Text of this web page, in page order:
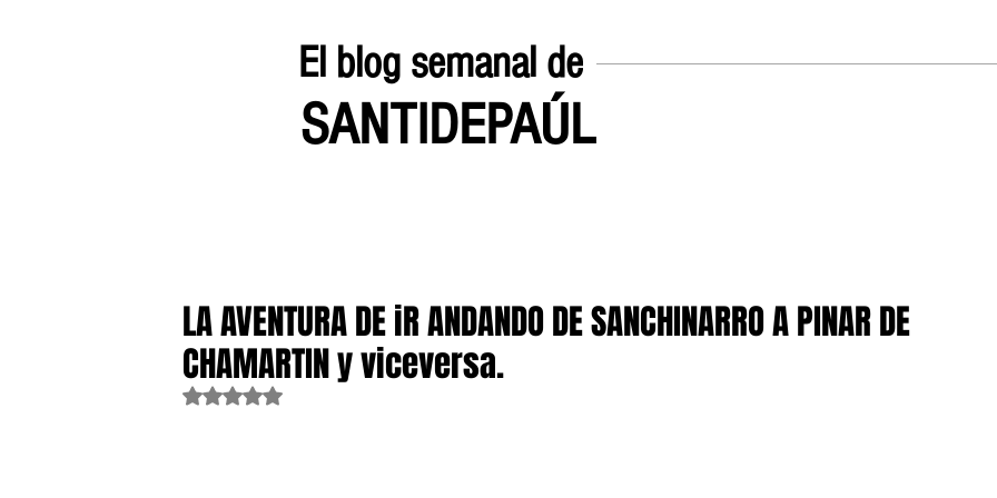
El blog semanal de
SANTIDEPAÚL
LA AVENTURA DE iR ANDANDO DE SANCHINARRO A PINAR DE
CHAMARTIN y viceversa.
Obtuvo NaN de 5 estrellas.